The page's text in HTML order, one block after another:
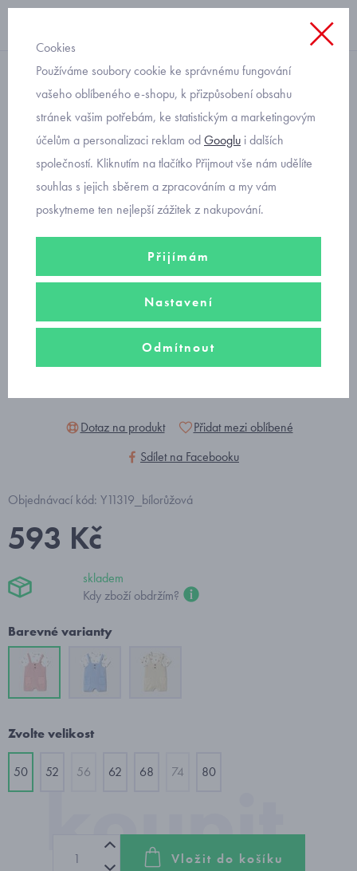
letní
letní overal pro miminko
holčičku Mayoral 1616-36
Dotaz na produkt
Přidat mezi oblíbené
Sdílet na Facebooku
Objednávací kód: Y11319_bílorůžová
593 Kč
skladem
Kdy zboží obdržím?
Barevné varianty
Zvolte velikost
50 52 56 62 68 74 80
Vložit do košíku
Cookies
Používáme soubory cookie ke správnému fungování
vašeho oblíbeného e-shopu, k přizpůsobení obsahu
stránek vašim potřebám, ke statistickým a marketingovým
účelům a personalizaci reklam odGooglu i dalších
společností. Kliknutím na tlačítko Přijmout vše nám udělíte
souhlas s jejich sběrem a zpracováním a my vám
poskytneme ten nejlepší zážitek z nakupování.
Přijímám
Nastavení
Odmítnout